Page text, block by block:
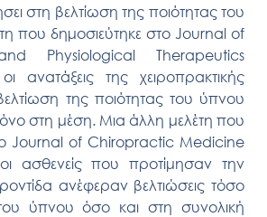
στη βελτίωση της ποιότητας του
που δημοσιεύτηκε στο Journal of
Physiological Therapeutics
ανατάξεις της χειροπρακτικής
της ποιότητας του ύπνου
στη μέση. Μια άλλη μελέτη που
Journal of Chiropractic Medicine
ασθενείς που προτίμησαν την
ανέφεραν βελτιώσεις τόσο
ύπνου όσο και στη συνολική